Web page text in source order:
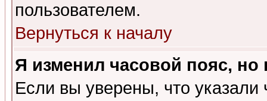
пользователем.
Вернуться к началу
Я изменил часовой пояс,
Если вы уверены, что указали